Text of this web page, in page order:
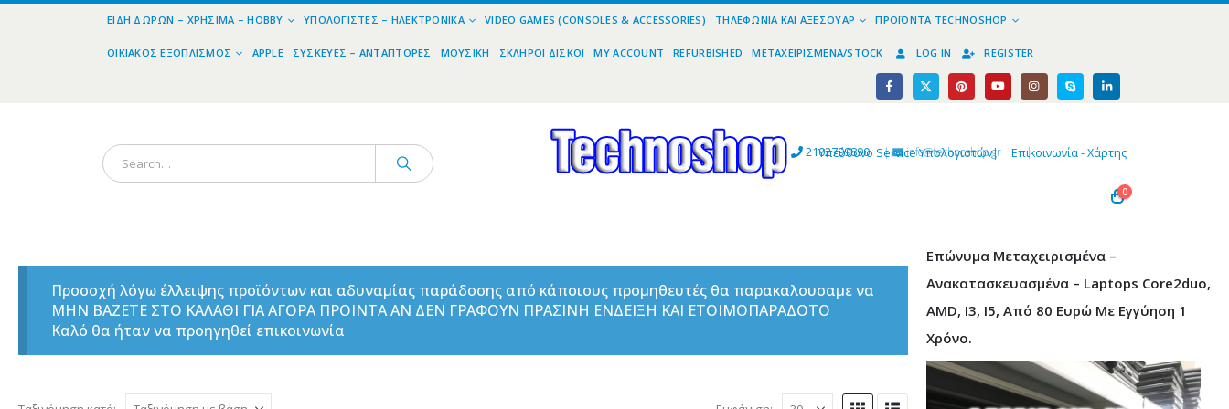
ΕΊΔΗ ΔΏΡΩΝ – ΧΡΉΣΙΜΑ – HOBBY ΥΠΟΛΟΓΙΣΤΈΣ – ΗΛΕΚΤΡΟΝΙΚΆ VIDEO GAMES (CONSOLES & ACCESSORIES) ΤΗΛΕΦΩΝΊΑ ΚΑΙ ΑΞΕΣΟΥΆΡ ΠΡΟΪΌΝΤΑ TECHNOSHOP
ΟΙΚΙΑΚΌΣ ΕΞΟΠΛΙΣΜΌΣ APPLE ΣΥΣΚΕΥΈΣ – ΑΝΤΆΠΤΟΡΕΣ ΜΟΥΣΙΚΉ ΣΚΛΗΡΟΊ ΔΊΣΚΟΙ MY ACCOUNT REFURBISHED ΜΕΤΑΧΕΙΡΙΣΜΈΝΑ/STOCK LOG IN REGISTER
2102799890 | info@technoshop,gr |
Υπεύθυνο Service Υπολογιστών| Επικοινωνία - Χάρτης
0
Προσοχή λόγω έλλειψης προϊόντων και αδυναμίας παράδοσης από κάποιους προμηθευτές θα παρακαλουσαμε να
ΜΗΝ ΒΑΖΕΤΕ ΣΤΟ ΚΑΛΑΘΙ ΓΙΑ ΑΓΟΡΑ ΠΡΟΙΝΤΑ ΑΝ ΔΕΝ ΓΡΑΦΟΥΝ ΠΡΑΣΙΝΗ ΕΝΔΕΙΞΗ ΚΑΙ ΕΤΟΙΜΟΠΑΡΑΔΟΤΟ
Καλό θα ήταν να προηγηθεί επικοινωνία
Επώνυμα Μεταχειρισμένα –
Ανακατασκευασμένα – Laptops Core2duo,
AMD, I3, I5, Από 80 Ευρώ Με Εγγύηση 1
Χρόνο.